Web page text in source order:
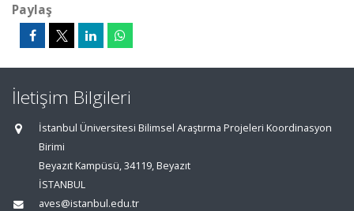
Paylaş
İletişim Bilgileri
İstanbul Üniversitesi Bilimsel Araştırma Projeleri Koordinasyon
Birimi
Beyazıt Kampüsü, 34119, Beyazıt
İSTANBUL
aves@istanbul.edu.tr